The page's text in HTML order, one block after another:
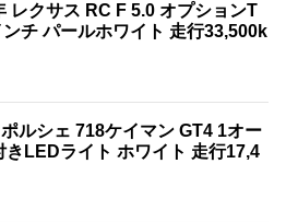
レクサス RC F 5.0 オプションT
チ パールホワイト 走行33,500k
ルシェ 718ケイマン GT4 1オー
きLEDライト ホワイト 走行17,4